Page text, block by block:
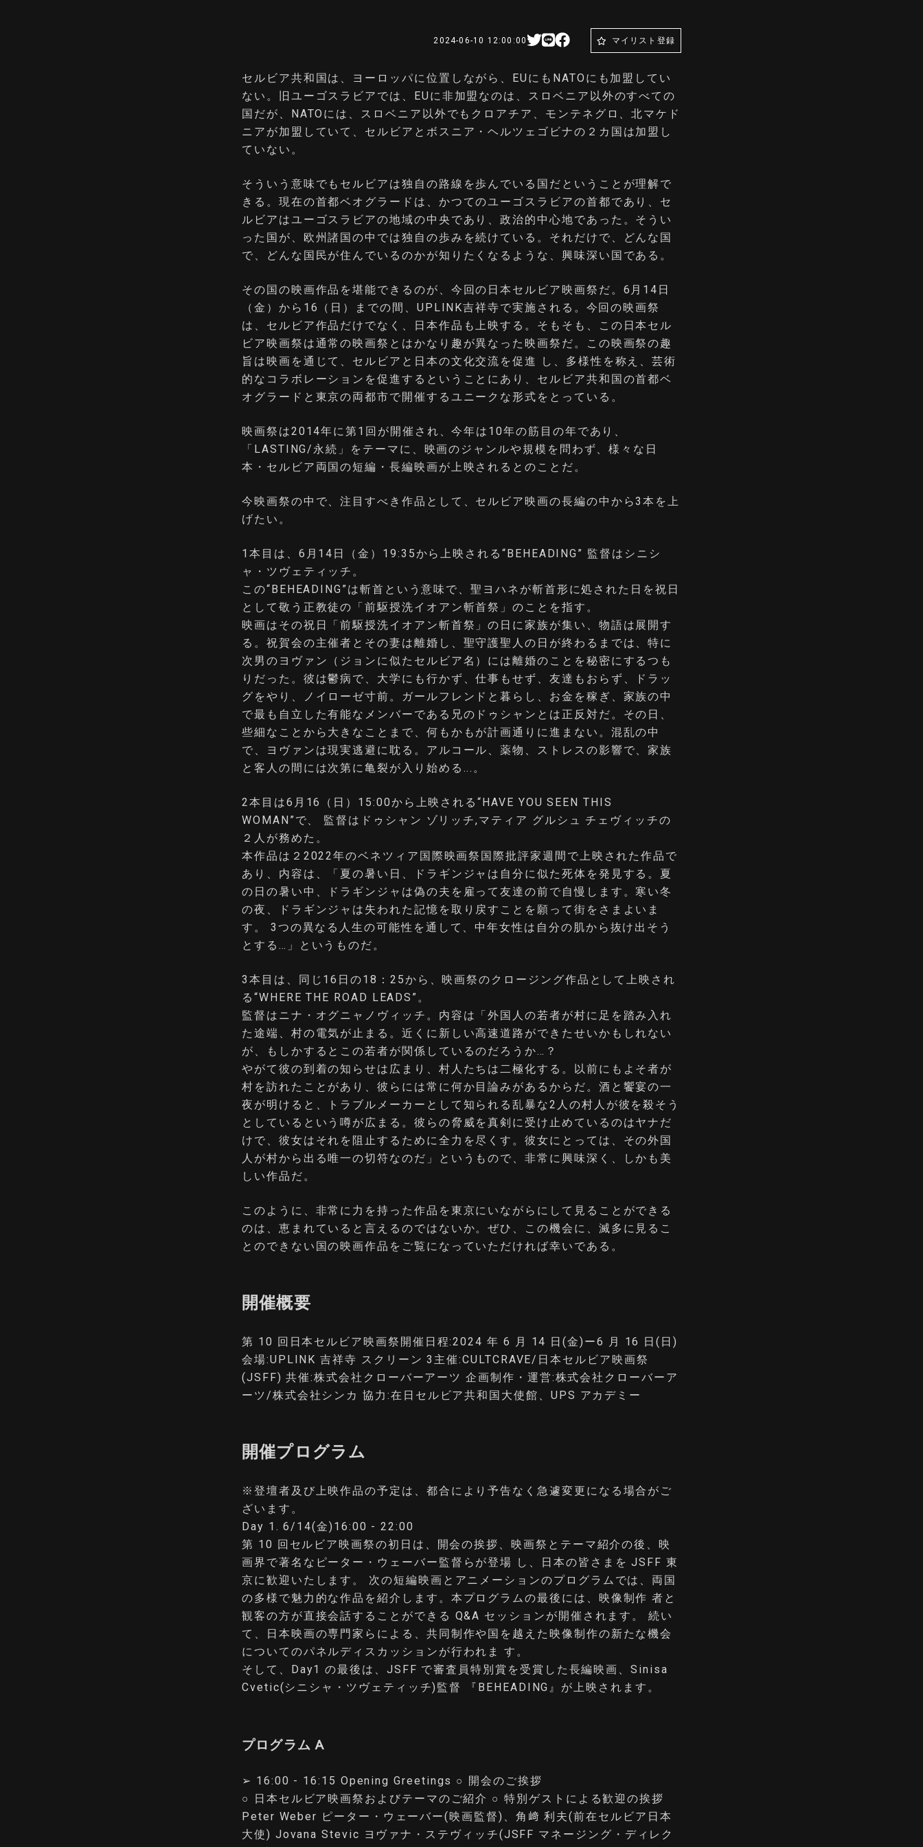
2024-06-10 12:00:00 マイリスト登録
セルビア共和国は、ヨーロッパに位置しながら、EUにもNATOにも加盟してい
ない。旧ユーゴスラビアでは、EUに非加盟なのは、スロベニア以外のすべての
国だが、NATOには、スロベニア以外でもクロアチア、モンテネグロ、北マケド
ニアが加盟していて、セルビアとボスニア・ヘルツェゴビナの２カ国は加盟し
ていない。
そういう意味でもセルビアは独自の路線を歩んでいる国だということが理解で
きる。現在の首都ベオグラードは、かつてのユーゴスラビアの首都であり、セ
ルビアはユーゴスラビアの地域の中央であり、政治的中心地であった。そうい
った国が、欧州諸国の中では独自の歩みを続けている。それだけで、どんな国
で、どんな国民が住んでいるのかが知りたくなるような、興味深い国である。
その国の映画作品を堪能できるのが、今回の日本セルビア映画祭だ。6月14日
（金）から16（日）までの間、UPLINK吉祥寺で実施される。今回の映画祭
は、セルビア作品だけでなく、日本作品も上映する。そもそも、この日本セル
ビア映画祭は通常の映画祭とはかなり趣が異なった映画祭だ。この映画祭の趣
旨は映画を通じて、セルビアと日本の文化交流を促進 し、多様性を称え、芸術
的なコラボレーションを促進するということにあり、セルビア共和国の首都ベ
オグラードと東京の両都市で開催するユニークな形式をとっている。
映画祭は2014年に第1回が開催され、今年は10年の筋目の年であり、
「LASTING/永続」をテーマに、映画のジャンルや規模を問わず、様々な日
本・セルビア両国の短編・長編映画が上映されるとのことだ。
今映画祭の中で、注目すべき作品として、セルビア映画の長編の中から3本を上
げたい。
1本目は、6月14日（金）19:35から上映される“BEHEADING” 監督はシニシ
ャ・ツヴェティッチ。
この“BEHEADING”は斬首という意味で、聖ヨハネが斬首形に処された日を祝日
として敬う正教徒の「前駆授洗イオアン斬首祭」のことを指す。
映画はその祝日「前駆授洗イオアン斬首祭」の日に家族が集い、物語は展開す
る。祝賀会の主催者とその妻は離婚し、聖守護聖人の日が終わるまでは、特に
次男のヨヴァン（ジョンに似たセルビア名）には離婚のことを秘密にするつも
りだった。彼は鬱病で、大学にも行かず、仕事もせず、友達もおらず、ドラッ
グをやり、ノイローゼ寸前。ガールフレンドと暮らし、お金を稼ぎ、家族の中
で最も自立した有能なメンバーである兄のドゥシャンとは正反対だ。その日、
些細なことから大きなことまで、何もかもが計画通りに進まない。混乱の中
で、ヨヴァンは現実逃避に耽る。アルコール、薬物、ストレスの影響で、家族
と客人の間には次第に亀裂が入り始める...。
2本目は6月16（日）15:00から上映される“HAVE YOU SEEN THIS
WOMAN”で、 監督はドゥシャン ゾリッチ,マティア グルシュ チェヴィッチの
２人が務めた。
本作品は２2022年のベネツィア国際映画祭国際批評家週間で上映された作品で
あり、内容は、「夏の暑い日、ドラギンジャは自分に似た死体を発見する。夏
の日の暑い中、ドラギンジャは偽の夫を雇って友達の前で自慢します。寒い冬
の夜、ドラギンジャは失われた記憶を取り戻すことを願って街をさまよいま
す。 3つの異なる人生の可能性を通して、中年女性は自分の肌から抜け出そう
とする…」というものだ。
3本目は、同じ16日の18：25から、映画祭のクロージング作品として上映され
る“WHERE THE ROAD LEADS”。
監督はニナ・オグニャノヴィッチ。内容は「外国人の若者が村に足を踏み入れ
た途端、村の電気が止まる。近くに新しい高速道路ができたせいかもしれない
が、もしかするとこの若者が関係しているのだろうか…？
やがて彼の到着の知らせは広まり、村人たちは二極化する。以前にもよそ者が
村を訪れたことがあり、彼らには常に何か目論みがあるからだ。酒と饗宴の一
夜が明けると、トラブルメーカーとして知られる乱暴な2人の村人が彼を殺そう
としているという噂が広まる。彼らの脅威を真剣に受け止めているのはヤナだ
けで、彼女はそれを阻止するために全力を尽くす。彼女にとっては、その外国
人が村から出る唯一の切符なのだ」というもので、非常に興味深く、しかも美
しい作品だ。
このように、非常に力を持った作品を東京にいながらにして見ることができる
のは、恵まれていると言えるのではないか。ぜひ、この機会に、滅多に見るこ
とのできない国の映画作品をご覧になっていただければ幸いである。
開催概要
第 10 回日本セルビア映画祭開催日程:2024 年 6 月 14 日(金)ー6 月 16 日(日)
会場:UPLINK 吉祥寺 スクリーン 3主催:CULTCRAVE/日本セルビア映画祭
(JSFF) 共催:株式会社クローバーアーツ 企画制作・運営:株式会社クローバーア
ーツ/株式会社シンカ 協力:在日セルビア共和国大使館、UPS アカデミー
開催プログラム
※登壇者及び上映作品の予定は、都合により予告なく急遽変更になる場合がご
ざいます。
Day 1. 6/14(金)16:00 - 22:00
第 10 回セルビア映画祭の初日は、開会の挨拶、映画祭とテーマ紹介の後、映
画界で著名なピーター・ウェーバー監督らが登場 し、日本の皆さまを JSFF 東
京に歓迎いたします。 次の短編映画とアニメーションのプログラムでは、両国
の多様で魅力的な作品を紹介します。本プログラムの最後には、映像制作 者と
観客の方が直接会話することができる Q&A セッションが開催されます。 続い
て、日本映画の専門家らによる、共同制作や国を越えた映像制作の新たな機会
についてのパネルディスカッションが行われま す。
そして、Day1 の最後は、JSFF で審査員特別賞を受賞した長編映画、Sinisa
Cvetic(シニシャ・ツヴェティッチ)監督 『BEHEADING』が上映されます。
プログラム A
➢ 16:00 - 16:15 Opening Greetings ○ 開会のご挨拶
○ 日本セルビア映画祭およびテーマのご紹介 ○ 特別ゲストによる歓迎の挨拶
Peter Weber ピーター・ウェーバー(映画監督)、角﨑 利夫(前在セルビア日本
大使) Jovana Stevic ヨヴァナ・ステヴィッチ(JSFF マネージング・ディレク